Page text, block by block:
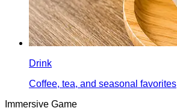
Drink
Coffee, tea, and seasonal favorites
Immersive Game